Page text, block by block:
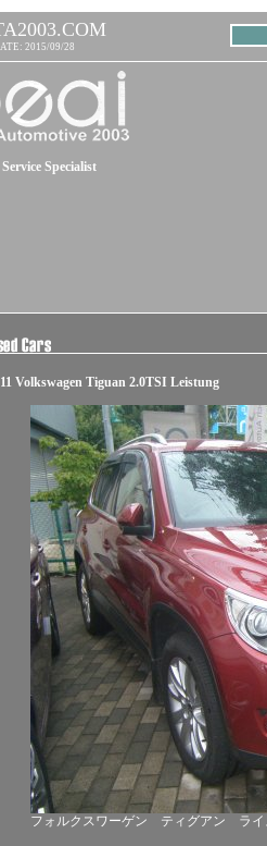
2015/09/28
Specialist
Volkswagen Tiguan 2.0TSI Leistung
フォルクスワーゲン ティグアン ライ